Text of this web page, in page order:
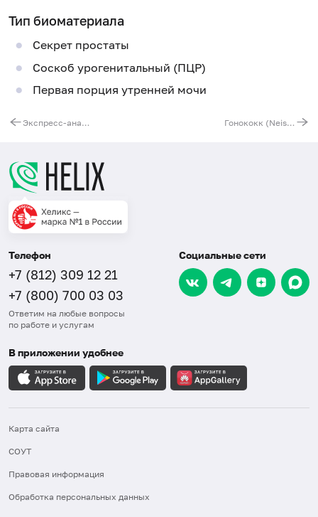
Тип биоматериала
Секрет простаты
Соскоб урогенитальный (ПЦР)
Первая порция утренней мочи
Экспресс-анализ на коронавирус SARS-CoV-2 (COVID-19) + справка на английском языке Гонококк (Neisseria gonorrhoeae), ДНК [реал-тайм ПЦР], количественно
Телефон
+7 (812) 309 12 21
+7 (800) 700 03 03
Ответим на любые вопросы
по работе и услугам
Социальные сети
В приложении удобнее
Карта сайта
СОУТ
Правовая информация
Обработка персональных данных